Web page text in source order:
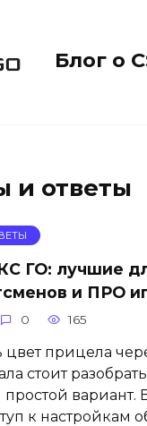
Блог о
и ответы
ГО: лучшие
и ПРО
0 165
цвет прицела
стоит
вариант.
к настройкам